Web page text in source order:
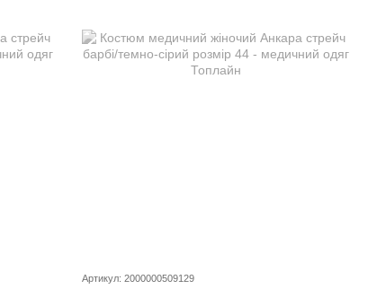
Артикул: 2000000509129